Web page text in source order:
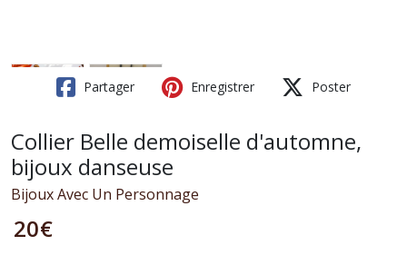
Partager Enregistrer Poster
Collier Belle demoiselle d'automne,
bijoux danseuse
Bijoux Avec Un Personnage
20€